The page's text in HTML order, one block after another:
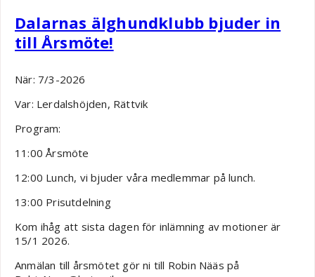
Dalarnas älghundklubb bjuder in
till Årsmöte!
När: 7/3-2026
Var: Lerdalshöjden, Rättvik
Program:
11:00 Årsmöte
12:00 Lunch, vi bjuder våra medlemmar på lunch.
13:00 Prisutdelning
Kom ihåg att sista dagen för inlämning av motioner är
15/1 2026.
Anmälan till årsmötet gör ni till Robin Nääs på